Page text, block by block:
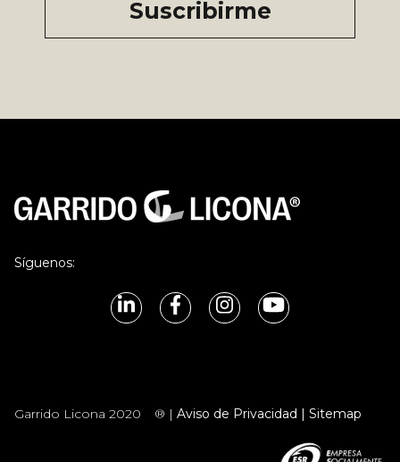
Síguenos:
Garrido Licona 2020 ® | Aviso de Privacidad | Sitemap